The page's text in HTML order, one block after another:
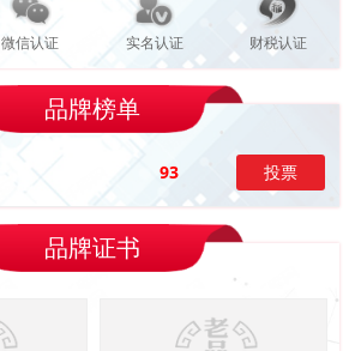
微信认证 实名认证 财税认证
品牌榜单
93 投票
品牌证书